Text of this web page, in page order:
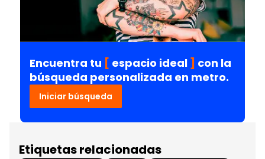
Encuentra tu [ espacio ideal ] con la
búsqueda personalizada en metro.
Iniciar búsqueda
Etiquetas relacionadas